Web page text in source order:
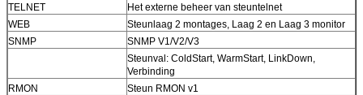
TELNET
Het externe beheer van steuntelnet
WEB
Steunlaag 2 montages, Laag 2 en Laag 3 monitor
SNMP
SNMP V1/V2/V3
Steunval: ColdStart, WarmStart, LinkDown,
Verbinding
RMON
Steun RMON v1